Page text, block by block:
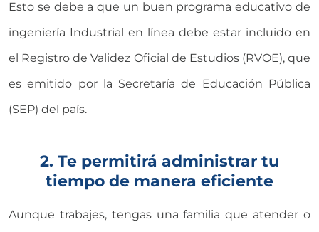
Esto se debe a que un buen programa educativo de
ingeniería Industrial en línea debe estar incluido en
el Registro de Validez Oficial de Estudios (RVOE), que
es emitido por la Secretaría de Educación Pública
(SEP) del país.
2. Te permitirá administrar tu
tiempo de manera eficiente
Aunque trabajes, tengas una familia que atender o